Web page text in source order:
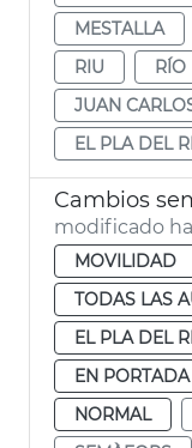
MESTALLA
RIU
RÍO
JUAN
EL PLA DEL
modificado
MOVILIDAD
TODAS LAS
EL PLA DEL
EN PORTADA
NORMAL